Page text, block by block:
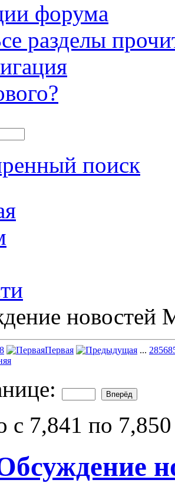
форума
разделы
поиск
Первая ... 285
с 7,841 по